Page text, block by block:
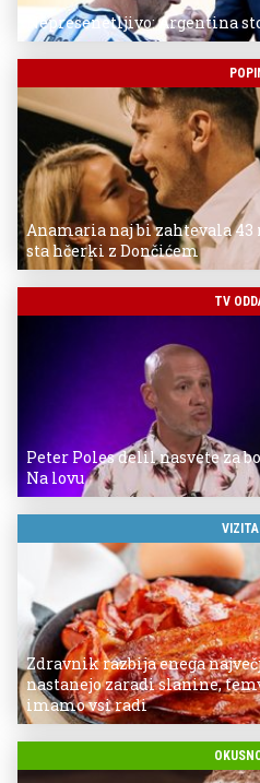
Nepresenetljivo: Argentina
Anamaria naj bi zahtevala
sta hčerki z Dončićem
TV
Peter Poles delil nasvete za
Na lovu
Zdravnik razbija enega
nastanejo zaradi slanine,
imamo vsi radi